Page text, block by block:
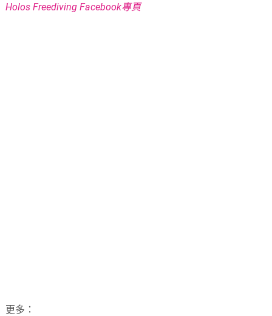
Holos Freediving Facebook專頁
更多：